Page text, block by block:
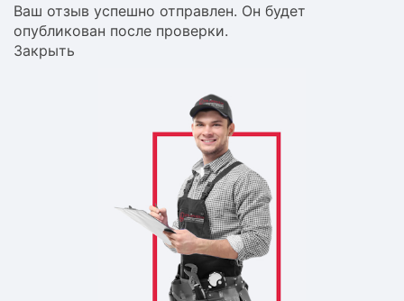
Ваш отзыв успешно отправлен. Он будет
опубликован после проверки.
Закрыть